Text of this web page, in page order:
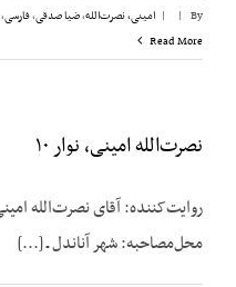
By
|
| امینی، نصرت‌الله,ضیا صدقی,فارسی,
Read More
نصرت‌الله امینی، نوار ۱۰
محل‌مصاحبه: شهر آناندل ـ [...]